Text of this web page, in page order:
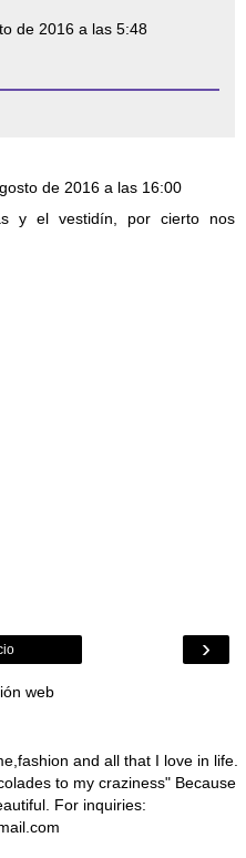
de 2016 a las 5:48
de 2016 a las 16:00
y el vestidín, por cierto nos
›
web
and all that I love in life.
to my craziness" Because
For inquiries: